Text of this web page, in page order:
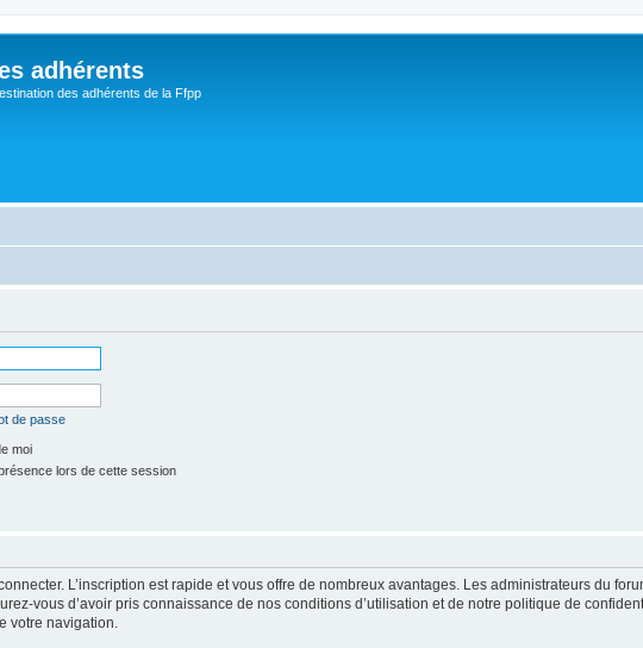
adhérents
des adhérents de la Ffpp
de passe
moi
lors de cette session
L’inscription est rapide et vous offre de nombreux avantages. Les administrateurs du
vous d’avoir pris connaissance de nos conditions d’utilisation et de notre politique de
votre navigation.